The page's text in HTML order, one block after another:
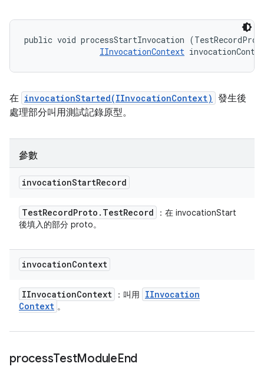
public void processStartInvocation
IInvocationContext
在 invocationStarted(IInvocationContext) 發生後
處理部分叫用測試記錄原型。
參數
invocationStartRecord
TestRecordProto . TestRecord
：在 invocationStart
後填入的部分 proto。
invocationContext
IInvocationContext ：叫用
IInvocation
Context 。
processTestModuleEnd